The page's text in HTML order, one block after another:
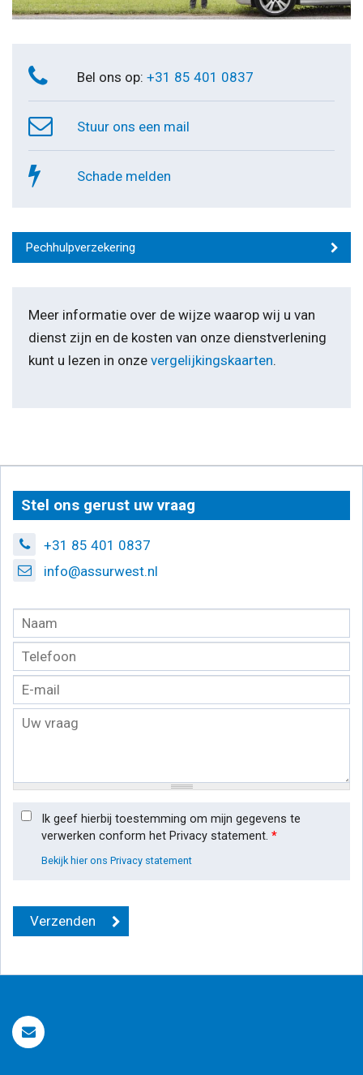
Bel ons op: +31 85 401 0837
Stuur ons een mail
Schade melden
Pechhulpverzekering
Meer informatie over de wijze waarop wij u van
dienst zijn en de kosten van onze dienstverlening
kunt u lezen in onze vergelijkingskaarten.
Stel ons gerust uw vraag
+31 85 401 0837
info@assurwest.nl
Ik geef hierbij toestemming om mijn gegevens te
verwerken conform het Privacy statement. *
Bekijk hier ons Privacy statement